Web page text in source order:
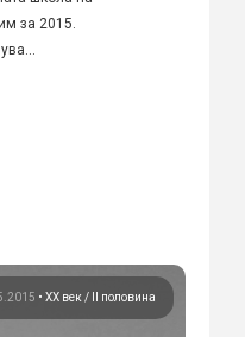
за 2015.
• ХХ век / II половина